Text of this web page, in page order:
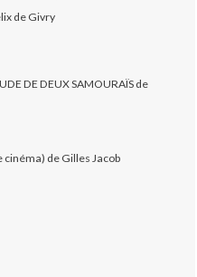
de Givry
DE DEUX SAMOURAÏS de
cinéma) de Gilles Jacob